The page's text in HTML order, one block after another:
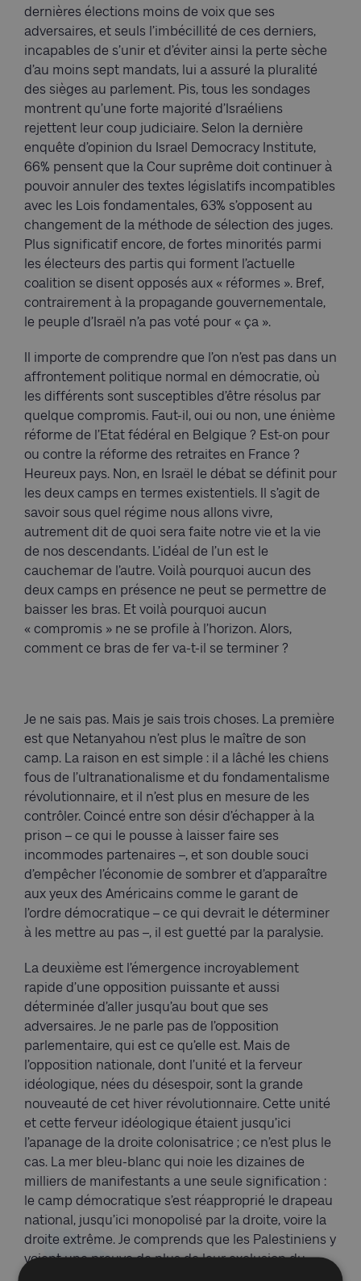
dernières élections moins de voix que ses
adversaires, et seuls l’imbécillité de ces derniers,
incapables de s’unir et d’éviter ainsi la perte sèche
d’au moins sept mandats, lui a assuré la pluralité
des sièges au parlement. Pis, tous les sondages
montrent qu’une forte majorité d’Israéliens
rejettent leur coup judiciaire. Selon la dernière
enquête d’opinion du Israel Democracy Institute,
66% pensent que la Cour suprême doit continuer à
pouvoir annuler des textes législatifs incompatibles
avec les Lois fondamentales, 63% s’opposent au
changement de la méthode de sélection des juges.
Plus significatif encore, de fortes minorités parmi
les électeurs des partis qui forment l’actuelle
coalition se disent opposés aux « réformes ». Bref,
contrairement à la propagande gouvernementale,
le peuple d’Israël n’a pas voté pour « ça ».
Il importe de comprendre que l’on n’est pas dans un
affrontement politique normal en démocratie, où
les différents sont susceptibles d’être résolus par
quelque compromis. Faut-il, oui ou non, une énième
réforme de l’Etat fédéral en Belgique ? Est-on pour
ou contre la réforme des retraites en France ?
Heureux pays. Non, en Israël le débat se définit pour
les deux camps en termes existentiels. Il s’agit de
savoir sous quel régime nous allons vivre,
autrement dit de quoi sera faite notre vie et la vie
de nos descendants. L’idéal de l’un est le
cauchemar de l’autre. Voilà pourquoi aucun des
deux camps en présence ne peut se permettre de
baisser les bras. Et voilà pourquoi aucun
« compromis » ne se profile à l’horizon. Alors,
comment ce bras de fer va-t-il se terminer ?
Je ne sais pas. Mais je sais trois choses. La première
est que Netanyahou n’est plus le maître de son
camp. La raison en est simple : il a lâché les chiens
fous de l’ultranationalisme et du fondamentalisme
révolutionnaire, et il n’est plus en mesure de les
contrôler. Coincé entre son désir d’échapper à la
prison – ce qui le pousse à laisser faire ses
incommodes partenaires –, et son double souci
d’empêcher l’économie de sombrer et d’apparaître
aux yeux des Américains comme le garant de
l’ordre démocratique – ce qui devrait le déterminer
à les mettre au pas –, il est guetté par la paralysie.
La deuxième est l’émergence incroyablement
rapide d’une opposition puissante et aussi
déterminée d’aller jusqu’au bout que ses
adversaires. Je ne parle pas de l’opposition
parlementaire, qui est ce qu’elle est. Mais de
l’opposition nationale, dont l’unité et la ferveur
idéologique, nées du désespoir, sont la grande
nouveauté de cet hiver révolutionnaire. Cette unité
et cette ferveur idéologique étaient jusqu’ici
l’apanage de la droite colonisatrice ; ce n’est plus le
cas. La mer bleu-blanc qui noie les dizaines de
milliers de manifestants a une seule signification :
le camp démocratique s’est réapproprié le drapeau
national, jusqu’ici monopolisé par la droite, voire la
droite extrême. Je comprends que les Palestiniens y
voient une preuve de plus de leur exclusion du